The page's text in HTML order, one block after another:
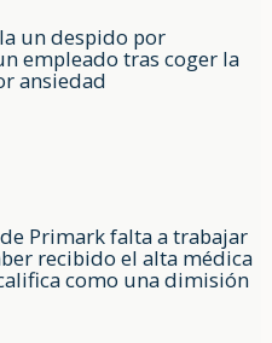
un despido por
empleado tras coger la
ansiedad
Primark falta a trabajar
recibido el alta médica
como una dimisión